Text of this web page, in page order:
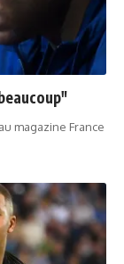
magazine France